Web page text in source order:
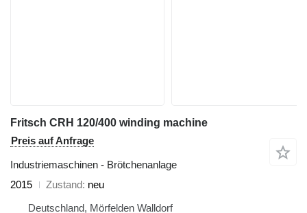
Fritsch CRH 120/400 winding machine
Preis auf Anfrage
Industriemaschinen - Brötchenanlage
2015
Zustand neu
Deutschland, Mörfelden Walldorf